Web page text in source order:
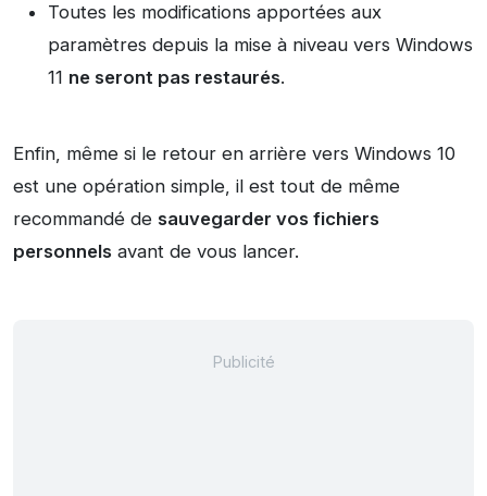
Toutes les modifications apportées aux
paramètres depuis la mise à niveau vers Windows
11 ne seront pas restaurés.
Enfin, même si le retour en arrière vers Windows 10
est une opération simple, il est tout de même
recommandé de sauvegarder vos fichiers
personnels avant de vous lancer.